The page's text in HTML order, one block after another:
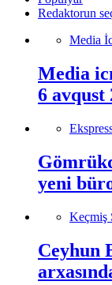
Redaktorun
Media
Media
6 avqust
yeni
Keçmiş
Ceyhun